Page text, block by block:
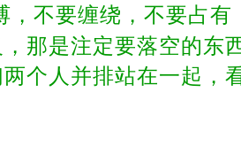
，不要缠绕，不要占
那是注定要落空的东
个人并排站在一起，